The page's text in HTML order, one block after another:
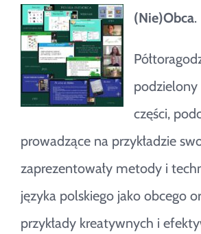
(Nie)Obca.
podzielony
części,
prowadzące na przykładzie
zaprezentowały metody i
języka polskiego jako obcego
przykłady kreatywnych i